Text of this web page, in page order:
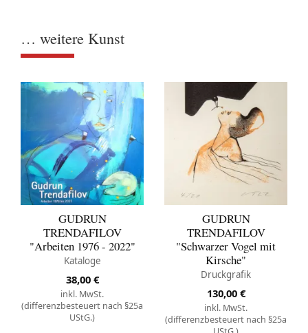
… weitere Kunst
GUDRUN
TRENDAFILOV
"Arbeiten 1976 - 2022"
Kataloge
38,00 €
inkl. MwSt.
(differenzbesteuert nach §25a
UStG.)
GUDRUN
TRENDAFILOV
"Schwarzer Vogel mit
Kirsche"
Druckgrafik
130,00 €
inkl. MwSt.
(differenzbesteuert nach §25a